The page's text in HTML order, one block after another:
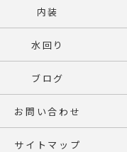
内装
水回り
ブログ
お問い合わせ
サイトマップ